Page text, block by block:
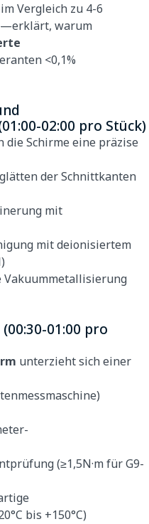
Vergleich zu 4-6
warum
<0,1%
02:00 pro Stück)
die Schirme eine präzise
der Schnittkanten
mit
mit deionisiertem
Vakuummetallisierung
01:00 pro
unterzieht sich einer
(≥1,5N·m für G9-
bis +150°C)